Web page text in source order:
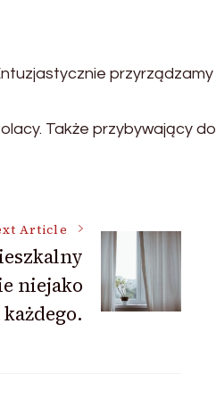
przyrządzamy
Także przybywający do
Article
niejako
każdego.